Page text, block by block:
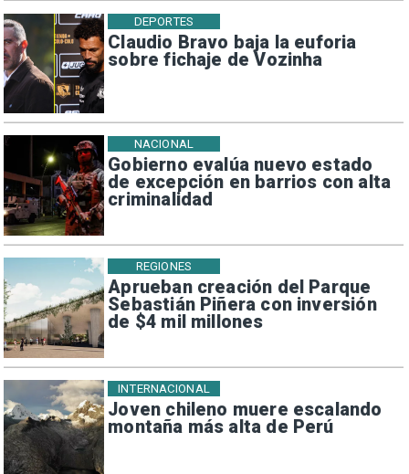
Claudio Bravo baja la euforia
sobre fichaje de Vozinha
DEPORTES
Gobierno evalúa nuevo estado
de excepción en barrios con alta
criminalidad
NACIONAL
Aprueban creación del Parque
Sebastián Piñera con inversión
de $4 mil millones
REGIONES
Joven chileno muere escalando
montaña más alta de Perú
INTERNACIONAL